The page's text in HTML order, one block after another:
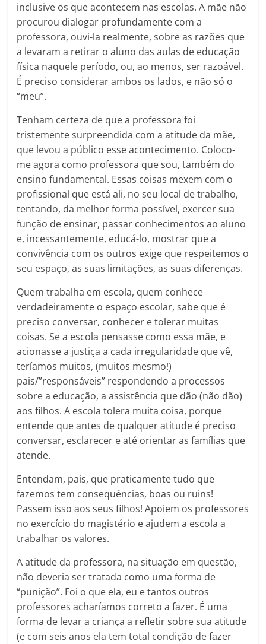
inclusive os que acontecem nas escolas. A mãe não
procurou dialogar profundamente com a
professora, ouvi-la realmente, sobre as razões que
a levaram a retirar o aluno das aulas de educação
física naquele período, ou, ao menos, ser razoável.
É preciso considerar ambos os lados, e não só o
“meu”.
Tenham certeza de que a professora foi
tristemente surpreendida com a atitude da mãe,
que levou a público esse acontecimento. Coloco-
me agora como professora que sou, também do
ensino fundamental. Essas coisas mexem com o
profissional que está ali, no seu local de trabalho,
tentando, da melhor forma possível, exercer sua
função de ensinar, passar conhecimentos ao aluno
e, incessantemente, educá-lo, mostrar que a
convivência com os outros exige que respeitemos o
seu espaço, as suas limitações, as suas diferenças.
Quem trabalha em escola, quem conhece
verdadeiramente o espaço escolar, sabe que é
preciso conversar, conhecer e tolerar muitas
coisas. Se a escola pensasse como essa mãe, e
acionasse a justiça a cada irregularidade que vê,
teríamos muitos, (muitos mesmo!)
pais/”responsáveis” respondendo a processos
sobre a educação, a assistência que dão (não dão)
aos filhos. A escola tolera muita coisa, porque
entende que antes de qualquer atitude é preciso
conversar, esclarecer e até orientar as famílias que
atende.
Entendam, pais, que praticamente tudo que
fazemos tem consequências, boas ou ruins!
Passem isso aos seus filhos! Apoiem os professores
no exercício do magistério e ajudem a escola a
trabalhar os valores.
A atitude da professora, na situação em questão,
não deveria ser tratada como uma forma de
“punição”. Foi o que ela, eu e tantos outros
professores acharíamos correto a fazer. É uma
forma de levar a criança a refletir sobre sua atitude
(e com seis anos ela tem total condição de fazer